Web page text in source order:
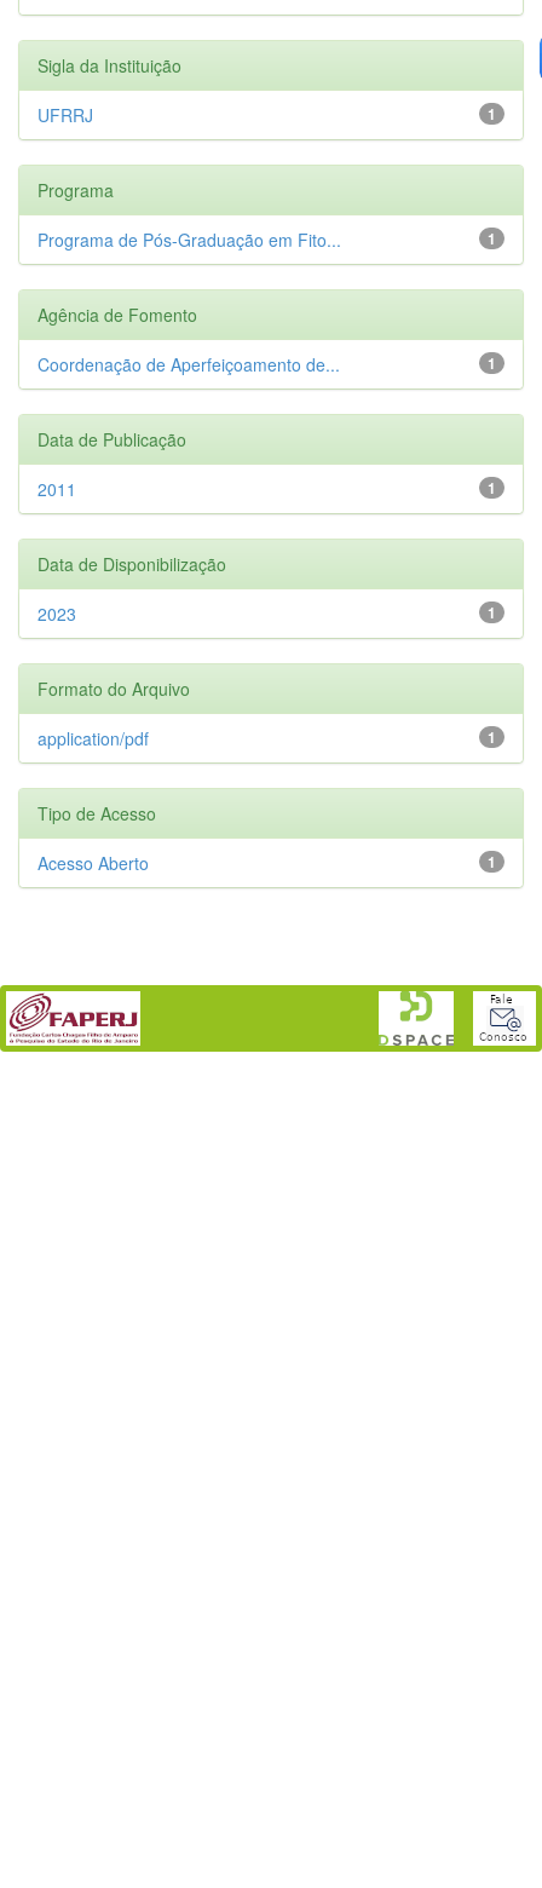
Sigla da Instituição
1
UFRRJ
Programa
1
Programa de Pós-Graduação em Fito...
Agência de Fomento
1
Coordenação de Aperfeiçoamento de...
Data de Publicação
1
2011
Data de Disponibilização
1
2023
Formato do Arquivo
1
application/pdf
Tipo de Acesso
1
Acesso Aberto